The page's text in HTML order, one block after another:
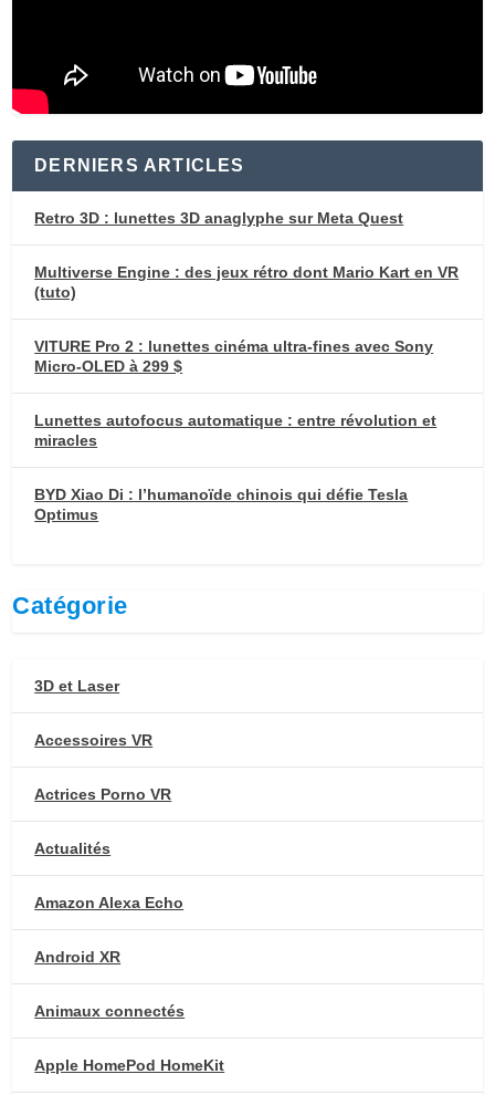
DERNIERS ARTICLES
Retro 3D : lunettes 3D anaglyphe sur Meta Quest
Multiverse Engine : des jeux rétro dont Mario Kart en VR
(tuto)
VITURE Pro 2 : lunettes cinéma ultra-fines avec Sony
Micro-OLED à 299 $
Lunettes autofocus automatique : entre révolution et
miracles
BYD Xiao Di : l’humanoïde chinois qui défie Tesla
Optimus
Catégorie
3D et Laser
Accessoires VR
Actrices Porno VR
Actualités
Amazon Alexa Echo
Android XR
Animaux connectés
Apple HomePod HomeKit